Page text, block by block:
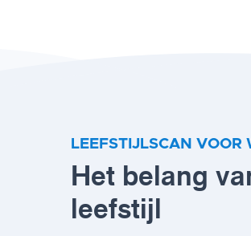
LEEFSTIJLSCAN VOOR
Het belang
leefstijl